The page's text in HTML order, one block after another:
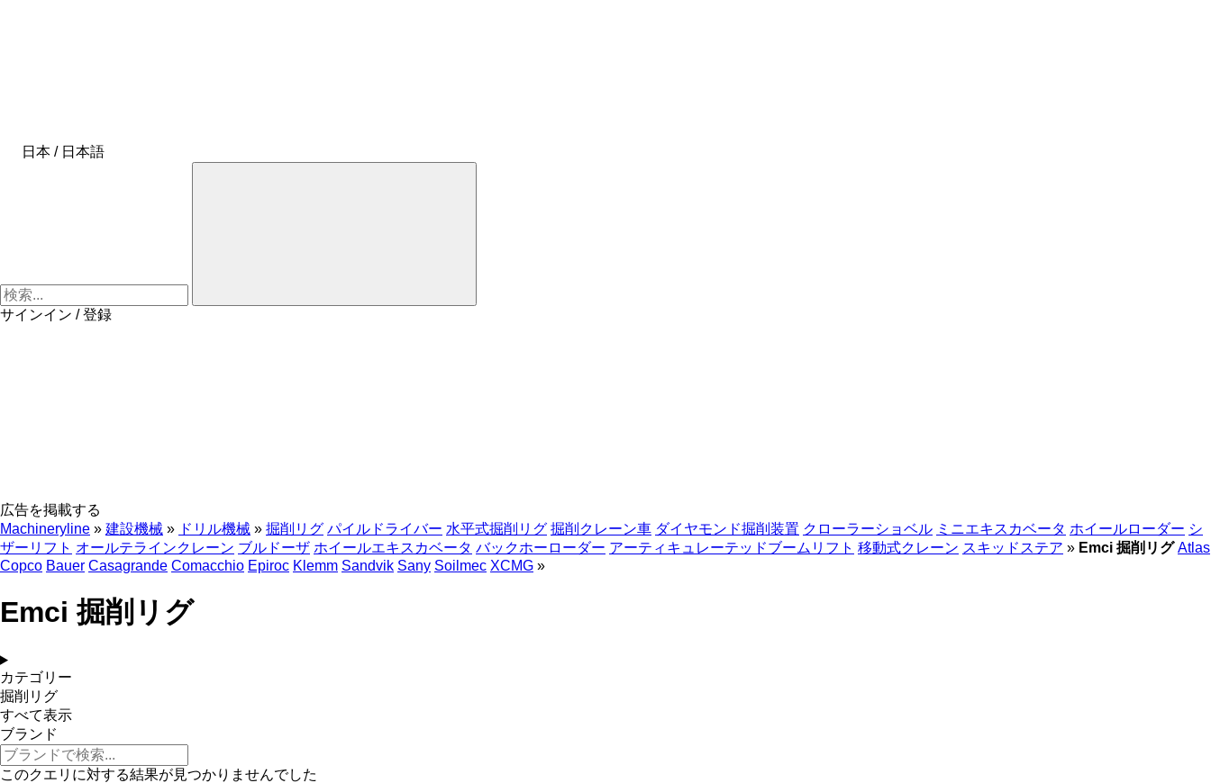
日本 / 日本語
サインイン / 登録
広告を掲載する
Machineryline » 建設機械 » ドリル機械 » 掘削リグ パイルドライバー 水平式掘削リグ 掘削クレーン車 ダイヤモンド掘削装置 クローラーショベル ミニエキスカベータ ホイールローダー シ
ザーリフト オールテラインクレーン ブルドーザ ホイールエキスカベータ バックホーローダー アーティキュレーテッドブームリフト 移動式クレーン スキッドステア » Emci 掘削リグ Atlas
Copco Bauer Casagrande Comacchio Epiroc Klemm Sandvik Sany Soilmec XCMG »
Emci 掘削リグ
カテゴリー
掘削リグ
すべて表示
ブランド
このクエリに対する結果が見つかりませんでした